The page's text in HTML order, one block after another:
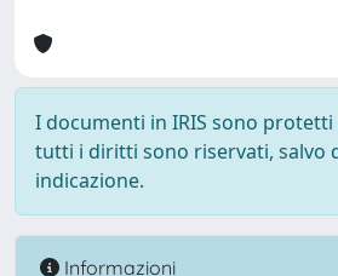
I documenti in IRIS sono
tutti i diritti sono riservati, salvo
indicazione.
Informazioni